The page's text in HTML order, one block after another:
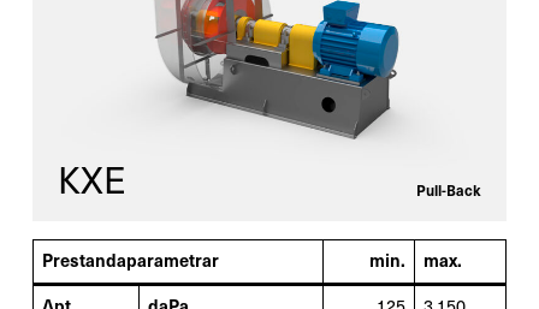
KXE Pull-Back
Prestandaparametrar min. max.